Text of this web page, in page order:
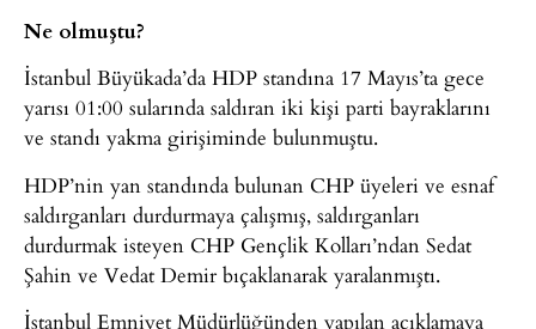
Ne olmuştu?
İstanbul Büyükada’da HDP standına 17 Mayıs’ta gece
yarısı 01:00 sularında saldıran iki kişi parti bayraklarını
ve standı yakma girişiminde bulunmuştu.
HDP’nin yan standında bulunan CHP üyeleri ve esnaf
saldırganları durdurmaya çalışmış, saldırganları
durdurmak isteyen CHP Gençlik Kolları’ndan Sedat
Şahin ve Vedat Demir bıçaklanarak yaralanmıştı.
İstanbul Emniyet Müdürlüğünden yapılan açıklamaya